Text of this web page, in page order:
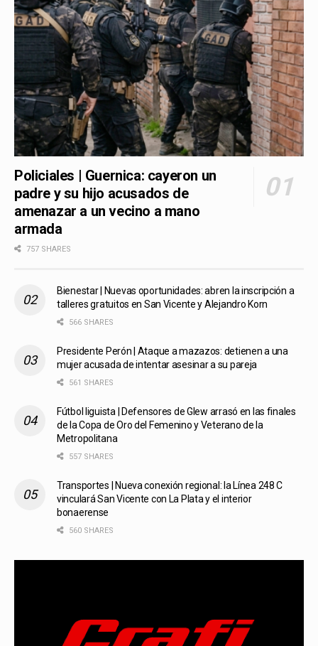
Policiales | Guernica: cayeron un
padre y su hijo acusados de
amenazar a un vecino a mano
armada
757 SHARES
Bienestar | Nuevas oportunidades: abren la inscripción a
talleres gratuitos en San Vicente y Alejandro Korn
566 SHARES
Presidente Perón | Ataque a mazazos: detienen a una
mujer acusada de intentar asesinar a su pareja
561 SHARES
Fútbol liguista | Defensores de Glew arrasó en las finales
de la Copa de Oro del Femenino y Veterano de la
Metropolitana
557 SHARES
Transportes | Nueva conexión regional: la Línea 248 C
vinculará San Vicente con La Plata y el interior
bonaerense
560 SHARES